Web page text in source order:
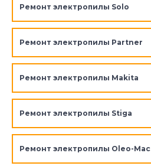
Ремонт электропилы Solo
Ремонт электропилы Partner
Ремонт электропилы Makita
Ремонт электропилы Stiga
Ремонт электропилы Oleo-Mac